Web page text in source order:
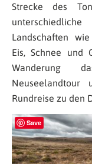
Strecke des
Landschaften
Eis, Schnee und
Wanderung
Rundreise zu den
Save